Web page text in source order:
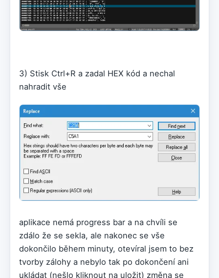
3) Stisk Ctrl+R a zadal HEX kód a nechal
nahradit vše
aplikace nemá progress bar a na chvíli se
zdálo že se sekla, ale nakonec se vše
dokončilo během minuty, otevíral jsem to bez
tvorby zálohy a nebylo tak po dokončení ani
ukládat (nešlo kliknout na uložit) změna se